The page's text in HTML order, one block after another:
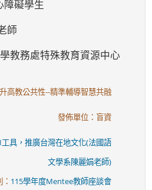
礙學生
師
教務處特殊教育資源中心
高教公共性--精準輔導智慧共融
發佈單位：盲資
具，推廣台灣在地文化(法國語
文學系陳麗娟老師)
115學年度Mentee教師座談會